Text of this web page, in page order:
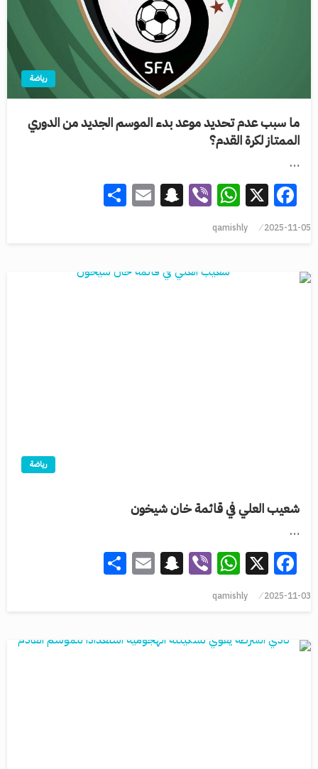
رياضة
ما سبب عدم تحديد موعد بدء الموسم الجديد من الدوري
الممتاز لكرة القدم؟
…
Facebook
X
WhatsApp
Viber
Snapchat
Email
2025-11-05
qamishly
رياضة
شعيب العلي في قائمة خان شيخون
…
Facebook
X
WhatsApp
Viber
Snapchat
Email
2025-11-03
qamishly